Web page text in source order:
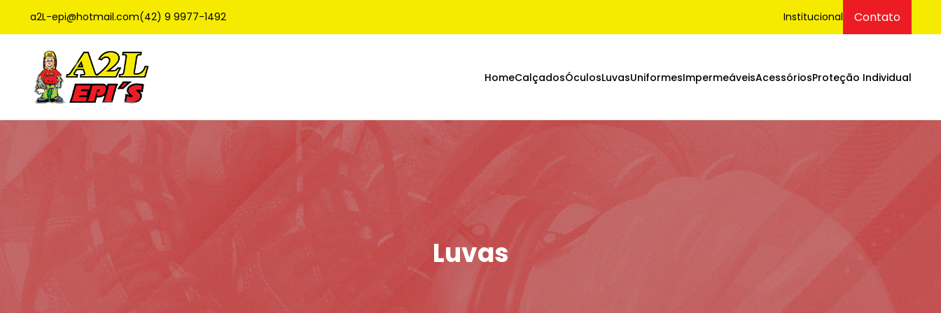
a2L-epi@hotmail.com(42) 9 9977-1492 Institucional Contato
HomeCalçadosÓculosLuvasUniformesImpermeáveisAcessóriosProteção Individual
Luvas